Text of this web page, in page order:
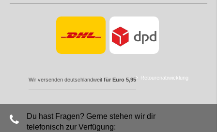
Wir versenden deutschlandweit für Euro 5,95 Retourenabwicklung
Du hast Fragen? Gerne stehen wir dir
telefonisch zur Verfügung: